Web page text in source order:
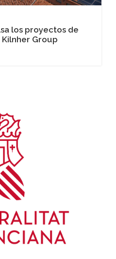
los proyectos de
Group